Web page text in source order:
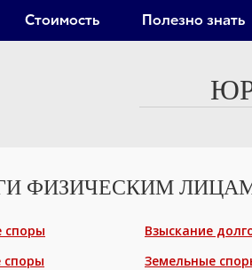
Стоимость Полезно знать
ФИЗИЧЕСКИМ
споры
споры
Взыскание
Земельные